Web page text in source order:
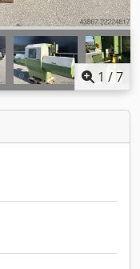
1 /7